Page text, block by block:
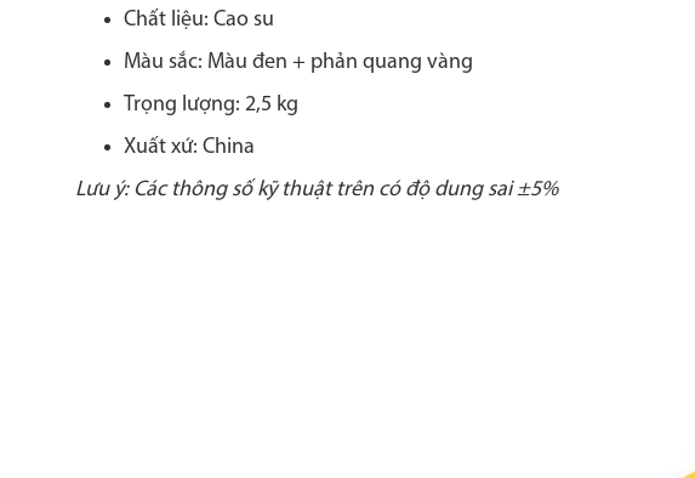
Chất liệu: Cao su
Màu sắc: Màu đen + phản quang vàng
Trọng lượng: 2,5 kg
Xuất xứ: China
Lưu ý: Các thông số kỹ thuật trên có độ dung sai ±5%